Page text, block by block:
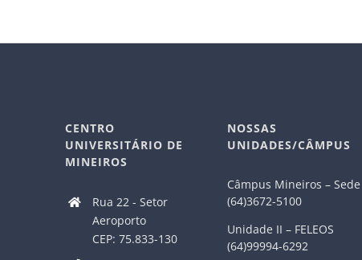
CENTRO
UNIVERSITÁRIO DE
MINEIROS
Rua 22 - Setor
Aeroporto
CEP: 75.833-130
NOSSAS
UNIDADES/CÂMPUS
Câmpus Mineiros – Sede
(64)3672-5100
Unidade II – FELEOS
(64)99994-6292